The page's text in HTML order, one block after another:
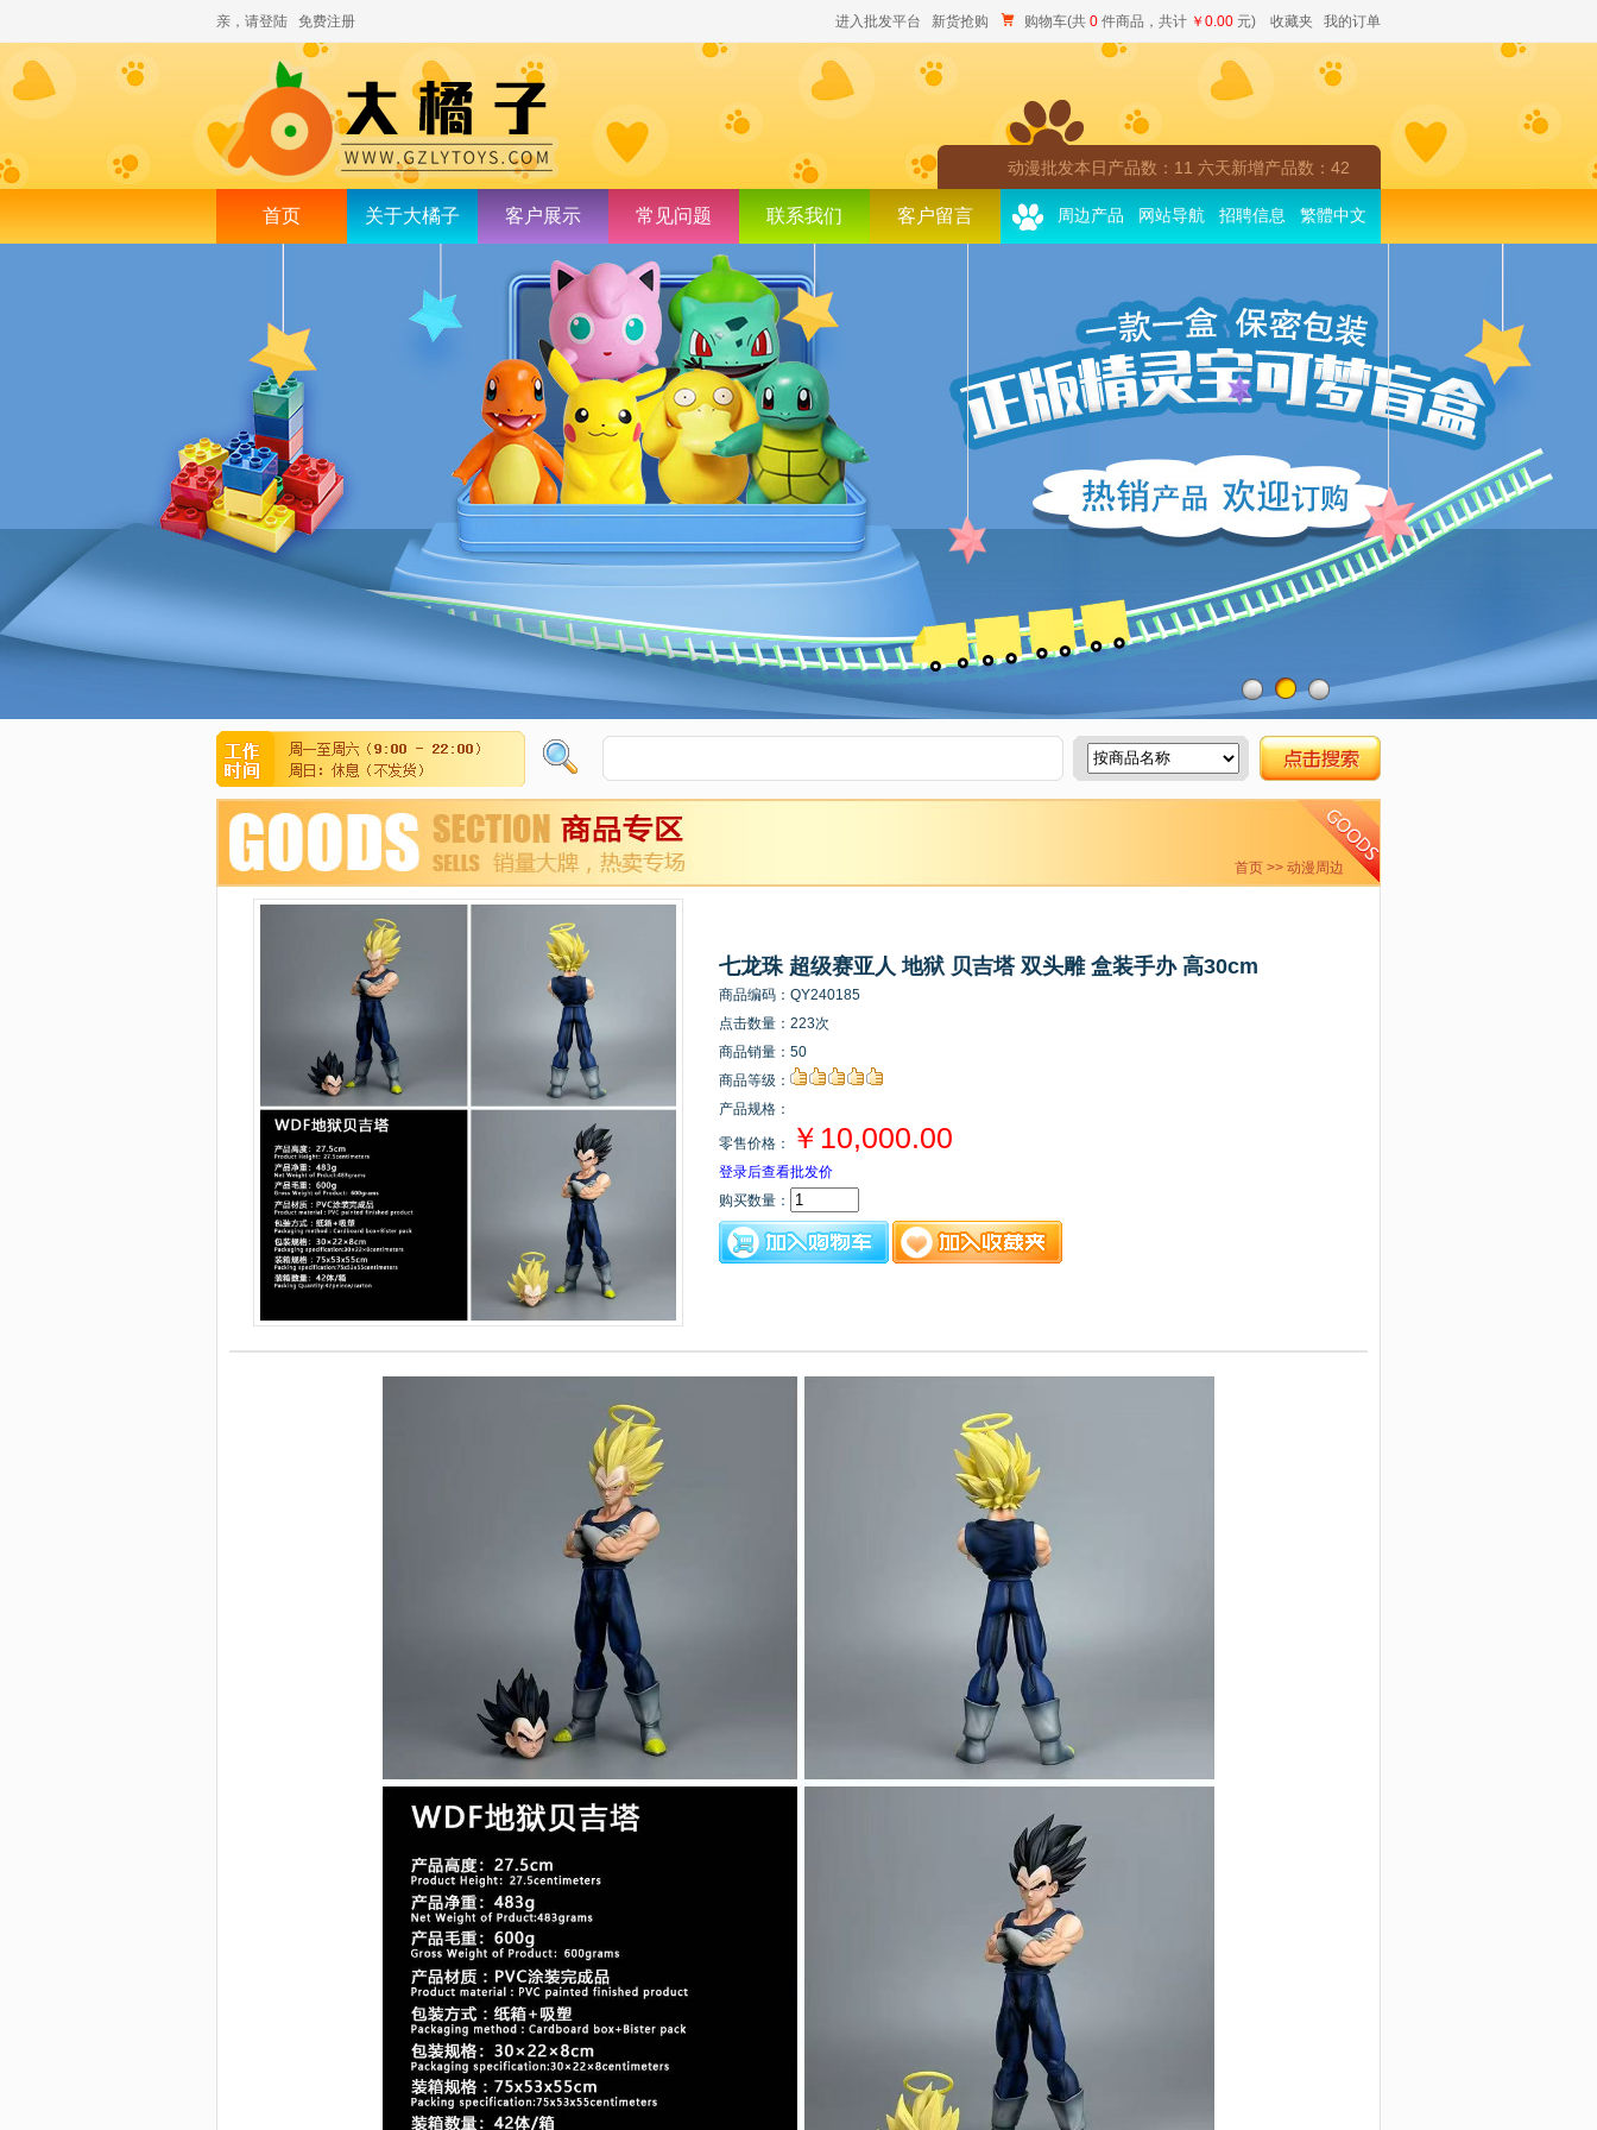
亲，请登陆 免费注册 进入批发平台 新货抢购 购物车(共 0 件商品，共计 ￥0.00 元) 收藏夹 我的订单
动漫批发本日产品数：11 六天新增产品数：42
首页 关于大橘子 客户展示 常见问题 联系我们 客户留言 周边产品 网站导航 招聘信息 繁體中文
首页 >> 动漫周边
七龙珠 超级赛亚人 地狱 贝吉塔 双头雕 盒装手办 高30cm
商品编码：QY240185
点击数量：223次
商品销量：50
商品等级：
产品规格：
零售价格： ￥10,000.00
登录后查看批发价
购买数量：